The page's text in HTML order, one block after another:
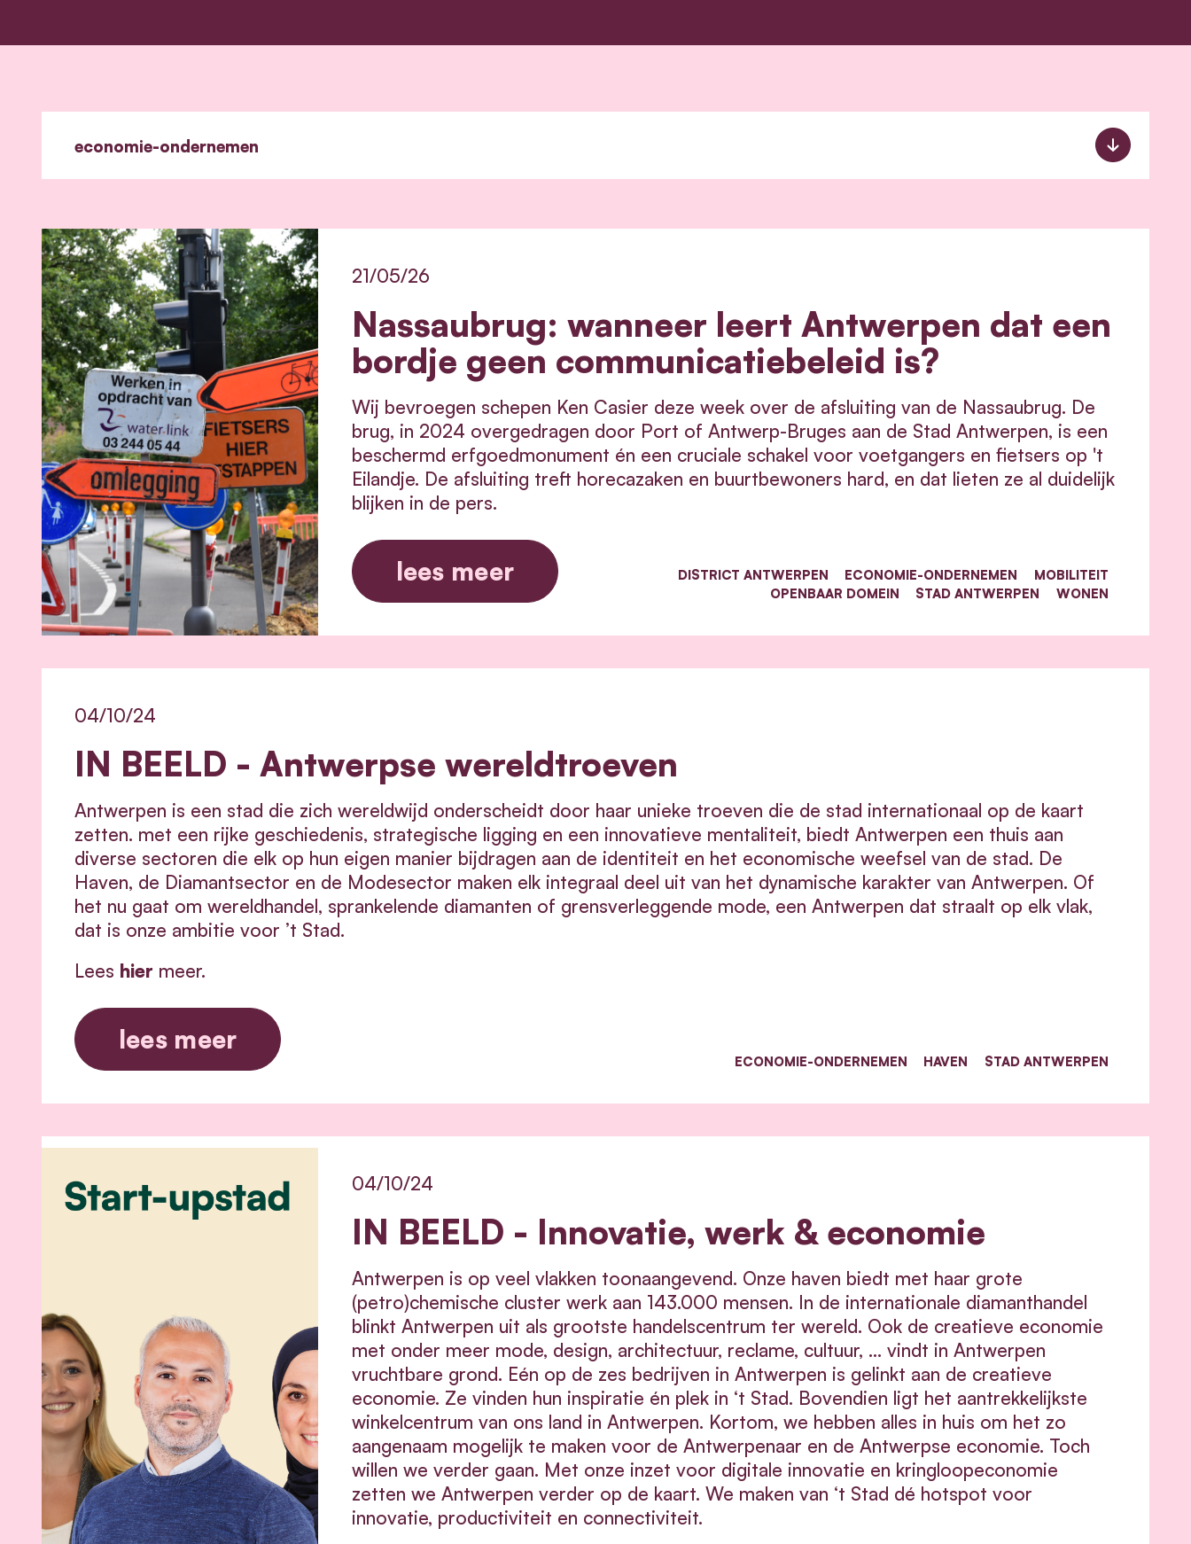
Nassaubrug: wanneer leert Antwerpen dat een
bordje geen communicatiebeleid is?
21/05/26
Wij bevroegen schepen Ken Casier deze week over de afsluiting van de Nassaubrug. De
brug, in 2024 overgedragen door Port of Antwerp-Bruges aan de Stad Antwerpen, is een
beschermd erfgoedmonument én een cruciale schakel voor voetgangers en fietsers op 't
Eilandje. De afsluiting treft horecazaken en buurtbewoners hard, en dat lieten ze al duidelijk
blijken in de pers.
lees meer DISTRICT ANTWERPEN ECONOMIE-ONDERNEMEN
MOBILITEIT
OPENBAAR DOMEIN
STAD ANTWERPEN WONEN
IN BEELD - Antwerpse wereldtroeven
04/10/24
Antwerpen is een stad die zich wereldwijd onderscheidt door haar unieke troeven die de stad internationaal op de kaart
zetten. met een rijke geschiedenis, strategische ligging en een innovatieve mentaliteit, biedt Antwerpen een thuis aan
diverse sectoren die elk op hun eigen manier bijdragen aan de identiteit en het economische weefsel van de stad. De
Haven, de Diamantsector en de Modesector maken elk integraal deel uit van het dynamische karakter van Antwerpen. Of
het nu gaat om wereldhandel, sprankelende diamanten of grensverleggende mode, een Antwerpen dat straalt op elk vlak,
dat is onze ambitie voor ’t Stad.
Lees hier meer.
lees meer
ECONOMIE-ONDERNEMEN HAVEN STAD ANTWERPEN
IN BEELD - Innovatie, werk & economie
04/10/24
Antwerpen is op veel vlakken toonaangevend. Onze haven biedt met haar grote
(petro)chemische cluster werk aan 143.000 mensen. In de internationale diamanthandel
blinkt Antwerpen uit als grootste handelscentrum ter wereld. Ook de creatieve economie
met onder meer mode, design, architectuur, reclame, cultuur, … vindt in Antwerpen
vruchtbare grond. Eén op de zes bedrijven in Antwerpen is gelinkt aan de creatieve
economie. Ze vinden hun inspiratie én plek in ‘t Stad. Bovendien ligt het aantrekkelijkste
winkelcentrum van ons land in Antwerpen. Kortom, we hebben alles in huis om het zo
aangenaam mogelijk te maken voor de Antwerpenaar en de Antwerpse economie. Toch
willen we verder gaan. Met onze inzet voor digitale innovatie en kringloopeconomie
zetten we Antwerpen verder op de kaart. We maken van ‘t Stad dé hotspot voor
innovatie, productiviteit en connectiviteit.